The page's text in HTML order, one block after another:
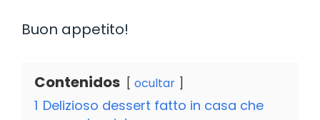
Buon appetito!
Contenidos ocultar
1 Delizioso dessert fatto in casa che